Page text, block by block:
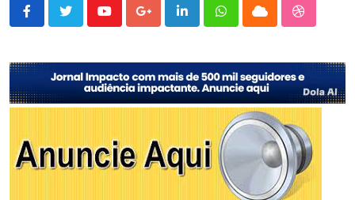
YoutubeGoogle+LinkedInWhatsappCloud